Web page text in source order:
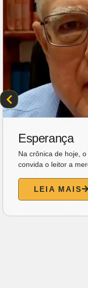
Esperança
Na crônica de hoje,
convida o leitor a
LEIA MAIS